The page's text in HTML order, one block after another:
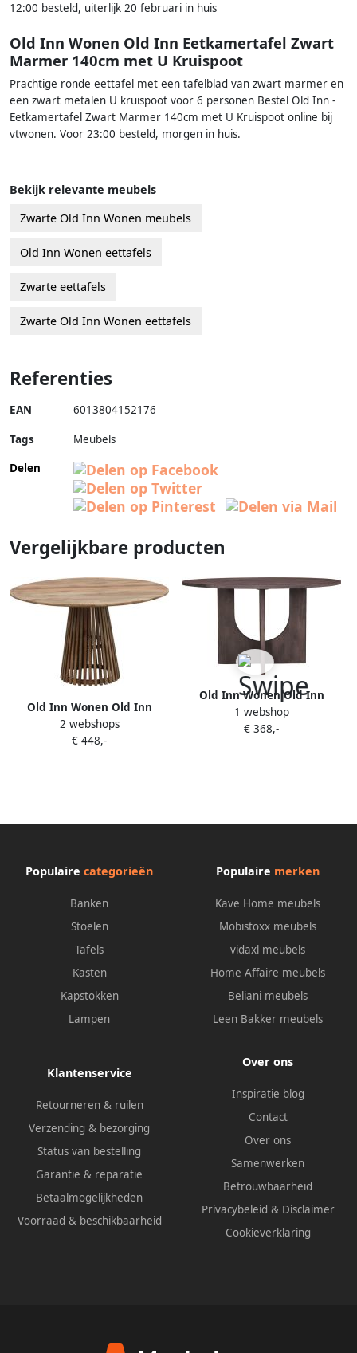
12:00 besteld, uiterlijk 20 februari in huis
Old Inn Wonen Old Inn Eetkamertafel Zwart
Marmer 140cm met U Kruispoot
Prachtige ronde eettafel met een tafelblad van zwart marmer en
een zwart metalen U kruispoot voor 6 personen Bestel Old Inn -
Eetkamertafel Zwart Marmer 140cm met U Kruispoot online bij
vtwonen. Voor 23:00 besteld, morgen in huis.
Bekijk relevante meubels
Zwarte Old Inn Wonen meubels
Old Inn Wonen eettafels
Zwarte eettafels
Zwarte Old Inn Wonen eettafels
Referenties
EAN 6013804152176
Tags
Meubels
Delen
Vergelijkbare producten
Old Inn Wonen Old Inn
Eetkamertafel Porto 150cm
2 webshops
€ 448,-
Old Inn Wonen Old Inn
Eetkamertafel Toledo 120cm
1 webshop
€ 368,-
Populaire categorieën
Banken
Stoelen
Tafels
Kasten
Kapstokken
Lampen
Populaire merken
Kave Home meubels
Mobistoxx meubels
vidaxl meubels
Home Affaire meubels
Beliani meubels
Leen Bakker meubels
Klantenservice
Retourneren & ruilen
Verzending & bezorging
Status van bestelling
Garantie & reparatie
Betaalmogelijkheden
Voorraad & beschikbaarheid
Over ons
Inspiratie blog
Contact
Over ons
Samenwerken
Betrouwbaarheid
Privacybeleid & Disclaimer
Cookieverklaring